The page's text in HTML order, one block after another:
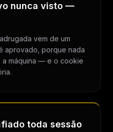
nunca visto —
vem de um
aprovado, porque nada
a máquina — e o cookie
toda sessão